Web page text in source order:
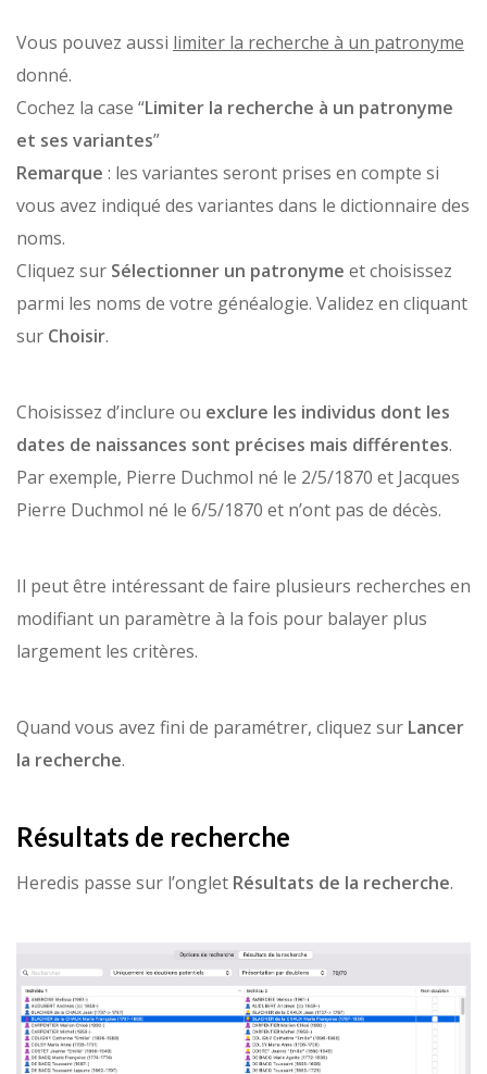
Vous pouvez aussi limiter la recherche à un patronyme
donné.
Cochez la case “Limiter la recherche à un patronyme
et ses variantes”
Remarque : les variantes seront prises en compte si
vous avez indiqué des variantes dans le dictionnaire des
noms.
Cliquez sur Sélectionner un patronyme et choisissez
parmi les noms de votre généalogie. Validez en cliquant
sur Choisir.
Choisissez d’inclure ou exclure les individus dont les
dates de naissances sont précises mais différentes.
Par exemple, Pierre Duchmol né le 2/5/1870 et Jacques
Pierre Duchmol né le 6/5/1870 et n’ont pas de décès.
Il peut être intéressant de faire plusieurs recherches en
modifiant un paramètre à la fois pour balayer plus
largement les critères.
Quand vous avez fini de paramétrer, cliquez sur Lancer
la recherche.
Résultats de recherche
Heredis passe sur l’onglet Résultats de la recherche.